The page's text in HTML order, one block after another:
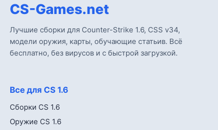
CS-Games.net
Лучшие сборки для Counter-Strike 1.6, CSS v34,
модели оружия, карты, обучающие статьив. Всё
бесплатно, без вирусов и с быстрой загрузкой.
Все для CS 1.6
Сборки CS 1.6
Оружие CS 1.6